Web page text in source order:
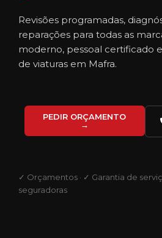
Revisões programadas,
reparações para todas as
moderno, pessoal certificado
de viaturas em Mafra.
PEDIR ORÇAMENTO
→
✓ Orçamentos · ✓ Garantia de
seguradoras